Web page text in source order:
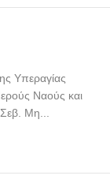
Υπεραγίας
Ναούς και
Μη...